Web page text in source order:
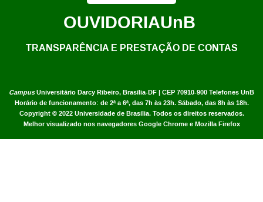
CampusUniversitário Darcy Ribeiro, Brasília-DF | CEP 70910-900 Telefones UnB
Horário de funcionamento: de 2ª a 6ª, das 7h às 23h. Sábado, das 8h às 18h.
Copyright © 2022 Universidade de Brasília. Todos os direitos reservados.
Melhor visualizado nos navegadores Google Chrome e Mozilla Firefox
OUVIDORIAUnB
TRANSPARÊNCIA E PRESTAÇÃO DE CONTAS